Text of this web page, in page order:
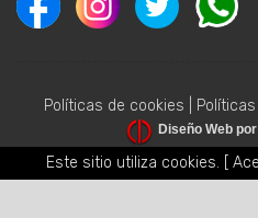
Este sitio utiliza cookies. [
Políticas de cookies
Diseño Web